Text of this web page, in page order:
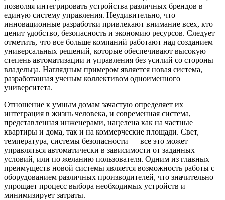
позволяя интегрировать устройства различных брендов в
единую систему управления. Неудивительно, что
инновационные разработки привлекают внимание всех, кто
ценит удобство, безопасность и экономию ресурсов. Следует
отметить, что все больше компаний работают над созданием
универсальных решений, которые обеспечивают высокую
степень автоматизации и управления без усилий со стороны
владельца. Наглядным примером является новая система,
разработанная ученым коллективом одноименного
университета.
Отношение к умным домам зачастую определяет их
интеграция в жизнь человека, и современная система,
представленная инженерами, нацелена как на частные
квартиры и дома, так и на коммерческие площади. Свет,
температура, системы безопасности — все это может
управляться автоматически в зависимости от заданных
условий, или по желанию пользователя. Одним из главных
преимуществ новой системы является возможность работы с
оборудованием различных производителей, что значительно
упрощает процесс выбора необходимых устройств и
минимизирует затраты.